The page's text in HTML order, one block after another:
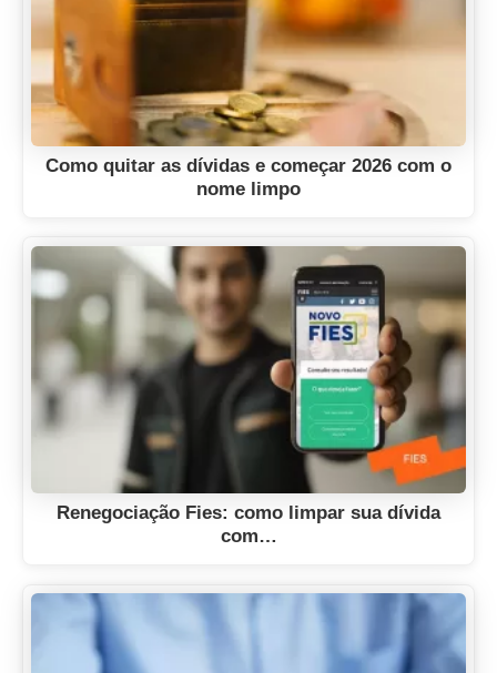
Como quitar as dívidas e começar 2026 com o
nome limpo
Renegociação Fies: como limpar sua dívida
com…